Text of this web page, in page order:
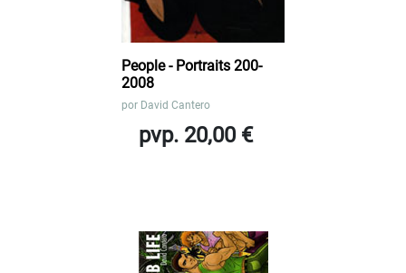
People - Portraits 200-
2008
por David Cantero
pvp. 20,00 €